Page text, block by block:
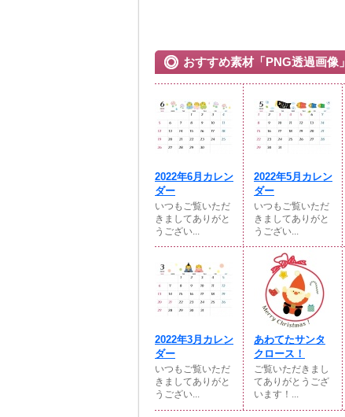
おすすめ素材「PNG透過画像」
2022年6月カレン
ダー
いつもご覧いただ
きましてありがと
うござい...
2022年5月カレン
ダー
いつもご覧いただ
きましてありがと
うござい...
2022年3月カレン
ダー
いつもご覧いただ
きましてありがと
うござい...
あわてたサンタ
クロース！
ご覧いただきまし
てありがとうござ
います！...